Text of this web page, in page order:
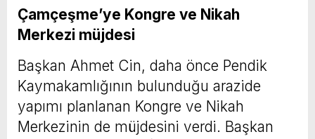
Çamçeşme’ye Kongre ve Nikah
Merkezi müjdesi
Başkan Ahmet Cin, daha önce Pendik
Kaymakamlığının bulunduğu arazide
yapımı planlanan Kongre ve Nikah
Merkezinin de müjdesini verdi. Başkan